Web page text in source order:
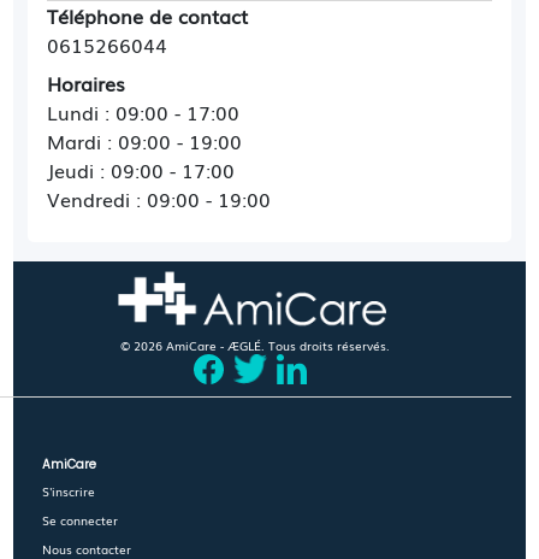
Téléphone de contact
0615266044
Horaires
Lundi : 09:00 - 17:00
Mardi : 09:00 - 19:00
Jeudi : 09:00 - 17:00
Vendredi : 09:00 - 19:00
© 2026 AmiCare - ÆGLÉ. Tous droits réservés.
AmiCare
S'inscrire
Se connecter
Nous contacter